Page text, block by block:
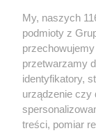
My, naszych
podmioty z
przetwarzamy
identyfikatory,
urządzenie czy
treści, pomiar